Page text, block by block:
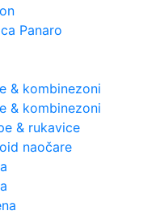
Panaro
& kombinezoni
& kombinezoni
& rukavice
naočare